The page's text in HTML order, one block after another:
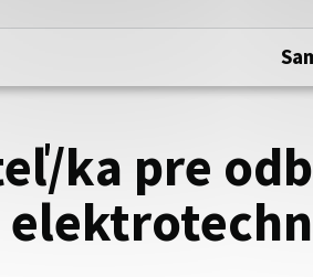
webová stránka
ka pre